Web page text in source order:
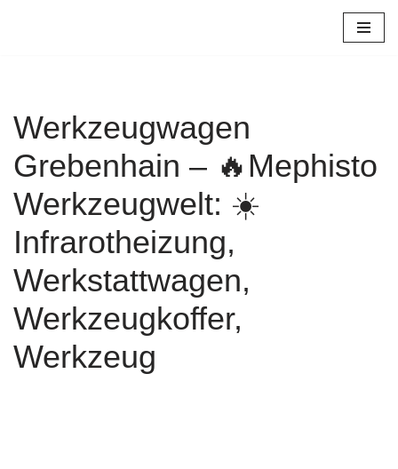
Werkzeugwagen
Grebenhain – 🔥Mephisto
Werkzeugwelt: ☀️
Infrarotheizung,
Werkstattwagen,
Werkzeugkoffer,
Werkzeug